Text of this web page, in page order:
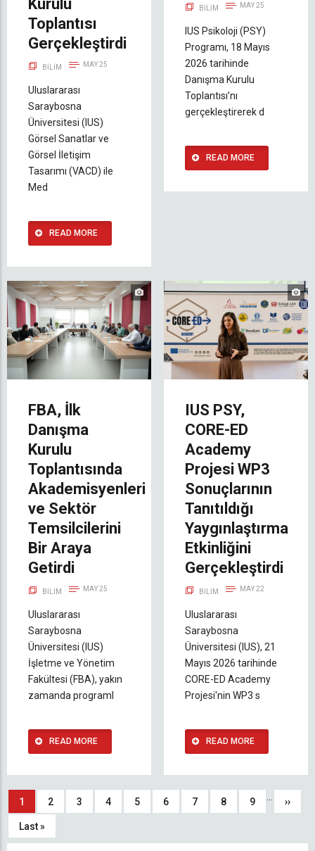
Kurulu
Toplantısı
Gerçekleştirdi
BILIM MAY 25
Uluslararası
Saraybosna
Üniversitesi (IUS)
Görsel Sanatlar ve
Görsel İletişim
Tasarımı (VACD) ile
Med
READ MORE
BILIM MAY 25
IUS Psikoloji (PSY)
Programı, 18 Mayıs
2026 tarihinde
Danışma Kurulu
Toplantısı’nı
gerçekleştirerek d
READ MORE
FBA, İlk
Danışma
Kurulu
Toplantısında
Akademisyenleri
ve Sektör
Temsilcilerini
Bir Araya
Getirdi
BILIM MAY 25
Uluslararası
Saraybosna
Üniversitesi (IUS)
İşletme ve Yönetim
Fakültesi (FBA), yakın
zamanda programl
READ MORE
IUS PSY,
CORE-ED
Academy
Projesi WP3
Sonuçlarının
Tanıtıldığı
Yaygınlaştırma
Etkinliğini
Gerçekleştirdi
BILIM MAY 22
Uluslararası
Saraybosna
Üniversitesi (IUS), 21
Mayıs 2026 tarihinde
CORE-ED Academy
Projesi'nin WP3 s
READ MORE
Sayfalama
Şu
an
1 Sayfa
2 Sayfa
3 Sayfa
4 Sayfa
5 Sayfa
6 Sayfa
7 Sayfa
8 Sayfa
9 … ››
Son
Last »